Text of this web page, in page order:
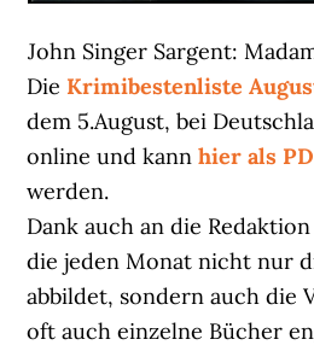
John Singer Sargent:
Die Krimibestenliste
dem 5.August, bei
online und kannhier als
werden.
Dank auch an die
die jeden Monat nicht nur
abbildet, sondern auch die
oft auch einzelne Bücher